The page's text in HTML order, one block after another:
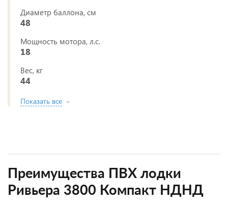
Диаметр баллона, см
48
Мощность мотора, л.с.
18
Вес, кг
44
Показать все
Преимущества ПВХ лодки
Ривьера 3800 Компакт НДНД